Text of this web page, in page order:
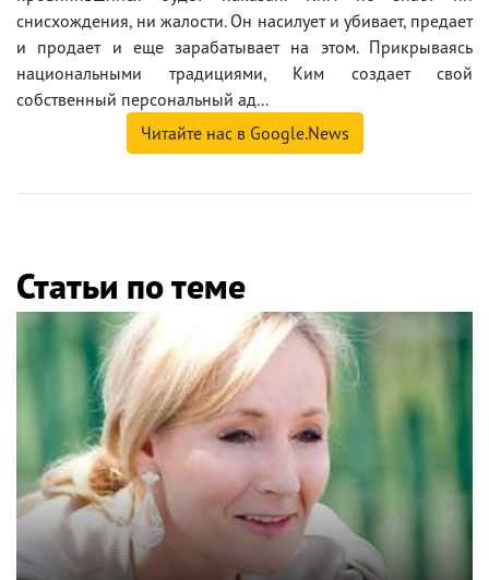
снисхождения, ни жалости. Он насилует и убивает, предает
и продает и еще зарабатывает на этом. Прикрываясь
национальными традициями, Ким создает свой
собственный персональный ад...
Читайте нас в Google.News
Статьи по теме